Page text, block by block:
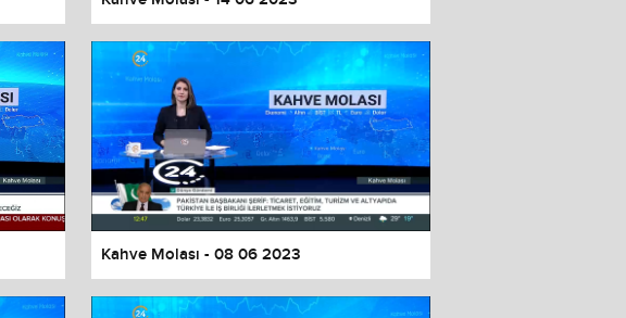
Kahve Molası - 08 06 2023